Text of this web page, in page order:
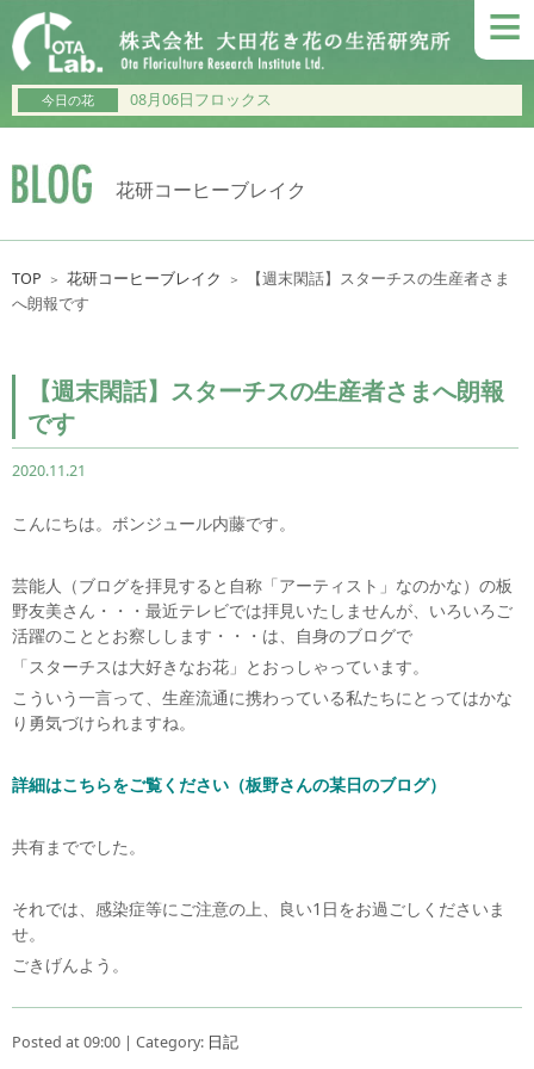
≡
今日の花 08月06日フロックス
花研コーヒーブレイク
TOP ＞ 花研コーヒーブレイク ＞
【週末閑話】スターチスの生産者さま
へ朗報です
【週末閑話】スターチスの生産者さまへ朗報
です
2020.11.21
こんにちは。ボンジュール内藤です。
芸能人（ブログを拝見すると自称「アーティスト」なのかな）の板
野友美さん・・・最近テレビでは拝見いたしませんが、いろいろご
活躍のこととお察しします・・・は、自身のブログで
「スターチスは大好きなお花」とおっしゃっています。
こういう一言って、生産流通に携わっている私たちにとってはかな
り勇気づけられますね。
詳細はこちらをご覧ください（板野さんの某日のブログ）
共有まででした。
それでは、感染症等にご注意の上、良い1日をお過ごしくださいま
せ。
ごきげんよう。
Posted at 09:00 | Category: 日記